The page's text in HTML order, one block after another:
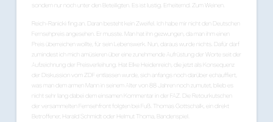
sondern nur noch unter den Beteiligten. Es ist lustig. Erheiternd. Zum Weinen.
Reich-Ranicki fing an. Daran besteht kein Zweifel. Ich habe mir nicht den Deutschen
Fernsehpreis angesehen. Er musste. Man hat ihn gezwungen, da man ihm einen
Preis überreichen wollte, für sein Lebenswerk. Nun, daraus wurde nichts. Dafür darf
zumindest ich mich amüsieren über eine zunehmende Aufrüstung der Worte seit der
Aufzeichnung der Preisverleihung. Hat Elke Heidenreich, die jetzt als Konsequenz
der Diskussion vom ZDF entlassen wurde, sich anfangs noch darüber echauffiert,
was man dem armen Mann in seinem Alter von 88 Jahren noch zumutet, blieb es
nicht sehr lang dabei dem einsamen Kommentar in der FAZ. Die Retourkutschen
der versammelten Fernsehfront folgten bei Fuß. Thomas Gottschalk, ein direkt
Betroffener, Harald Schmidt oder Helmut Thoma, Bandenspiel.